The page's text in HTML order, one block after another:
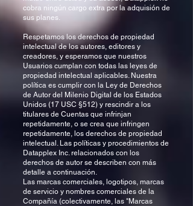
cobra ningún cargo extra por la adquisión de
sus planes.
Respetamos los derechos de propiedad
intelectual de los autores, editores y
creadores, y esperamos que nuestros
Usuarios cumplan con todas las leyes de
propiedad intelectual aplicables. Nuestra
política es cumplir con la Ley de Derechos
de Autor del Milenio Digital de los Estados
Unidos (17 USC §512) y rescindir a los
titulares de Cuentas que infrinjan
repetidamente, o se crea que infringen
repetidamente, los derechos de propiedad
intelectual. Las políticas y procedimientos de
Datapplex Inc. relacionados con los
derechos de autor se describen con más
detalle a continuación.
Las marcas comerciales, logotipos, marcas
de servicio y nombres comerciales de la
Compañía (colectivamente, las "Marcas